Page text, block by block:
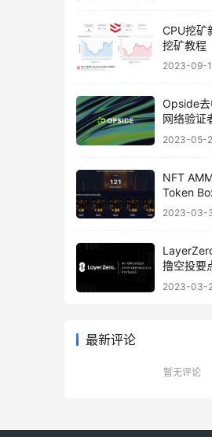
CPU挖矿
挖矿教程
2023-09-
Opside去
网络验证
2023-05-
NFT
Token
程
2023-03-
撸空投要
2023-03-
最新评论
暂无评论